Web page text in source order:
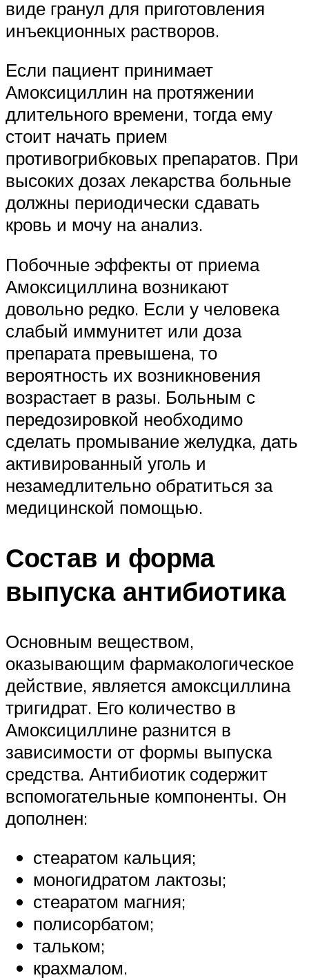
виде гранул для приготовления
инъекционных растворов.
Если пациент принимает
Амоксициллин на протяжении
длительного времени, тогда ему
стоит начать прием
противогрибковых препаратов. При
высоких дозах лекарства больные
должны периодически сдавать
кровь и мочу на анализ.
Побочные эффекты от приема
Амоксициллина возникают
довольно редко. Если у человека
слабый иммунитет или доза
препарата превышена, то
вероятность их возникновения
возрастает в разы. Больным с
передозировкой необходимо
сделать промывание желудка, дать
активированный уголь и
незамедлительно обратиться за
медицинской помощью.
Состав и форма
выпуска антибиотика
Основным веществом,
оказывающим фармакологическое
действие, является амоксциллина
тригидрат. Его количество в
Амоксициллине разнится в
зависимости от формы выпуска
средства. Антибиотик содержит
вспомогательные компоненты. Он
дополнен:
стеаратом кальция;
моногидратом лактозы;
стеаратом магния;
полисорбатом;
тальком;
крахмалом.